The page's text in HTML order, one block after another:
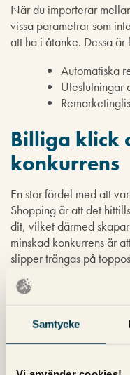
Samtycke
När du importerar
vissa parametrar som
att ha i åtanke. Dessa är
Automatiska
Uteslutningar
Billiga klick
konkurrens
En stor fördel med att
Shopping är att det
dit, vilket därmed
minskad konkurrens är
slipper trängas på
konkurrenter. Kanske är
annonsera på just ditt
Något som är viktigt att
kommer kunna driva
som använder Bing som